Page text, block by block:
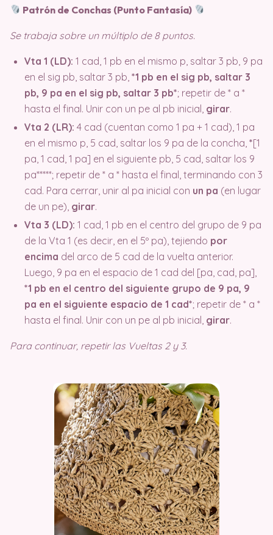
Patrón de Conchas (Punto Fantasía)
Se trabaja sobre un múltiplo de 8 puntos.
Vta 1 (LD): 1 cad, 1 pb en el mismo p, saltar 3 pb, 9 pa
en el sig pb, saltar 3 pb, *1 pb en el sig pb, saltar 3
pb, 9 pa en el sig pb, saltar 3 pb*; repetir de * a *
hasta el final. Unir con un pe al pb inicial, girar.
Vta 2 (LR): 4 cad (cuentan como 1 pa + 1 cad), 1 pa
en el mismo p, 5 cad, saltar los 9 pa de la concha, *[1
pa, 1 cad, 1 pa] en el siguiente pb, 5 cad, saltar los 9
pa*****; repetir de * a * hasta el final, terminando con 3
cad. Para cerrar, unir al pa inicial con un pa (en lugar
de un pe), girar.
Vta 3 (LD): 1 cad, 1 pb en el centro del grupo de 9 pa
de la Vta 1 (es decir, en el 5º pa), tejiendo por
encima del arco de 5 cad de la vuelta anterior.
Luego, 9 pa en el espacio de 1 cad del [pa, cad, pa],
*1 pb en el centro del siguiente grupo de 9 pa, 9
pa en el siguiente espacio de 1 cad*; repetir de * a *
hasta el final. Unir con un pe al pb inicial, girar.
Para continuar, repetir las Vueltas 2 y 3.